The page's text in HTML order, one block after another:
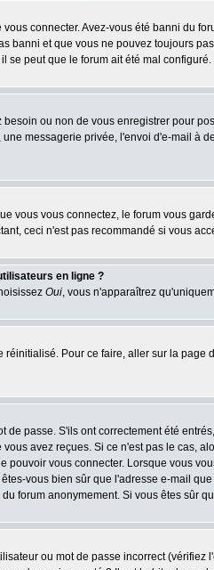
connecter. Avez-vous été banni du
banni et que vous ne pouvez toujours
se peut que le forum ait été mal configuré.
ou non de vous enregistrer pour
messagerie privée, l'envoi d'e-mail à
vous vous connectez, le forum vous
ceci n'est pas recommandé si vous
en ligne ?
Oui, vous n'apparaîtrez
Pour ce faire, aller sur la page
passe. S'ils ont correctement été
avez reçues. Si ce n'est pas le cas,
vous connecter. Lorsque vous
vous bien sûr que l'adresse e-mail
forum anonymement. Si vous êtes sûr
ou mot de passe incorrect